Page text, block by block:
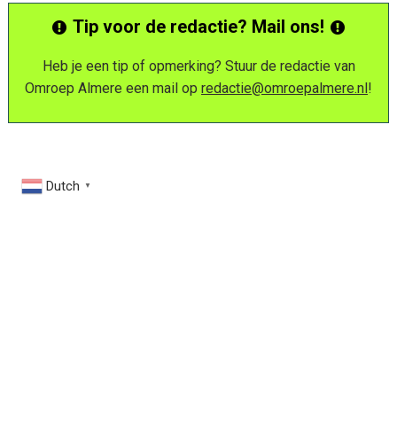
Tip voor de redactie? Mail ons!
Heb je een tip of opmerking? Stuur de redactie van
Omroep Almere een mail op redactie@omroepalmere.nl!
Dutch ▼